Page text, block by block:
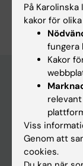
Är du Maria
Redigera din
Huvudmeny
Utbildning
Forskning
På
kakor för
fungera
Kakor
Viss
Genom att
cookies.